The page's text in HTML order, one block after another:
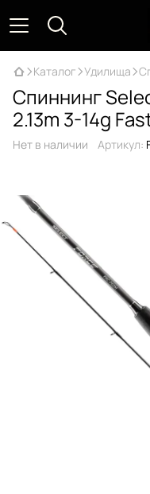
Каталог Удилища
Спиннинг
2.13m 3-14g
Нет в наличии Артикул: